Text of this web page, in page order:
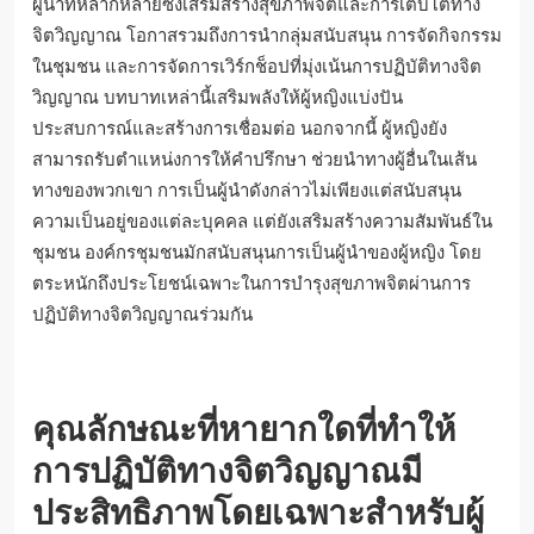
และชัยชนะของพวกเขา ส่งเสริมความยืดหยุ่นและการ
สนับสนุนซึ่งกันและกัน
โอกาสในการเป็นผู้นำที่มีอยู่สำหรับผู้
หญิงในชุมชนเหล่านี้คืออะไร?
ผู้หญิงในชุมชนเหล่านี้สามารถมีส่วนร่วมในบทบาทการเป็น
ผู้นำที่หลากหลายซึ่งเสริมสร้างสุขภาพจิตและการเติบโตทาง
จิตวิญญาณ โอกาสรวมถึงการนำกลุ่มสนับสนุน การจัดกิจกรรม
ในชุมชน และการจัดการเวิร์กช็อปที่มุ่งเน้นการปฏิบัติทางจิต
วิญญาณ บทบาทเหล่านี้เสริมพลังให้ผู้หญิงแบ่งปัน
ทางของพวกเขา การเป็นผู้นำดังกล่าวไม่เพียงแต่สนับสนุน
ความเป็นอยู่ของแต่ละบุคคล แต่ยังเสริมสร้างความสัมพันธ์ใน
ชุมชน องค์กรชุมชนมักสนับสนุนการเป็นผู้นำของผู้หญิง โดย
ตระหนักถึงประโยชน์เฉพาะในการบำรุงสุขภาพจิตผ่านการ